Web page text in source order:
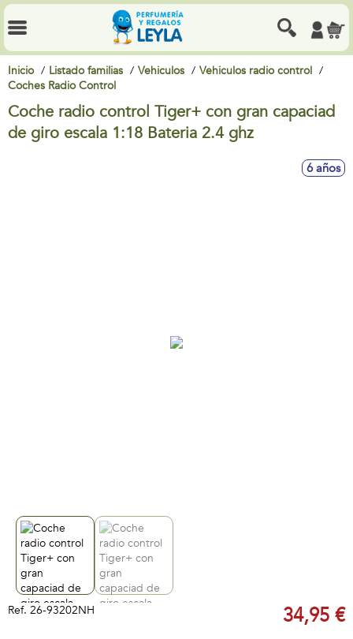
Inicio Listado familias Vehiculos
Vehiculos radio control
Coches Radio Control
Coche radio control Tiger+ con gran capaciad
de giro escala 1:18 Bateria 2.4 ghz
6 años
Ref. 26-93202NH 34,95 €